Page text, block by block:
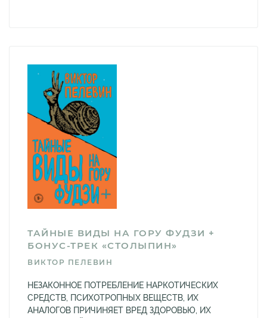
ТАЙНЫЕ ВИДЫ НА ГОРУ ФУДЗИ +
БОНУС-ТРЕК «СТОЛЫПИН»
ВИКТОР ПЕЛЕВИН
НЕЗАКОННОЕ ПОТРЕБЛЕНИЕ НАРКОТИЧЕСКИХ
СРЕДСТВ, ПСИХОТРОПНЫХ ВЕЩЕСТВ, ИХ
АНАЛОГОВ ПРИЧИНЯЕТ ВРЕД ЗДОРОВЬЮ, ИХ